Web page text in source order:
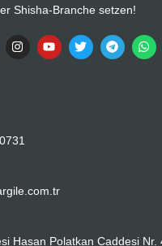
Shisha-Branche setzen!
Hasan Polatkan Caddesi Nr.